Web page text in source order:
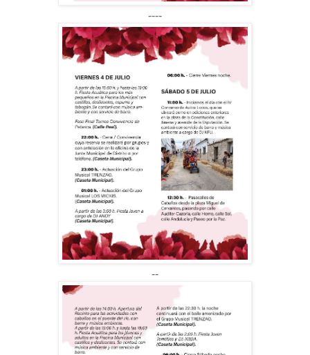
----
--